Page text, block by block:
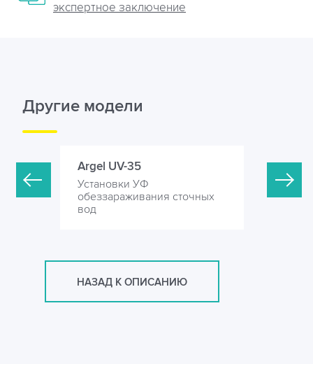
экспертное заключение
Другие модели
Argel UV-35
Установки УФ
обеззараживания сточных
вод
Argel
НАЗАД К ОПИСАНИЮ